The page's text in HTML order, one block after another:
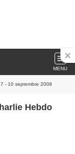
MENU
- 10 septembre 2008
Hebdo